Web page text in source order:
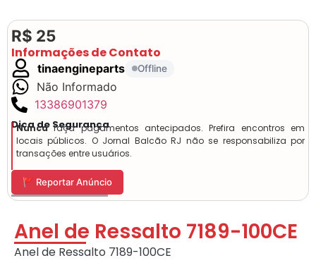
R$ 25
Informações de Contato
tinaengineparts Offline
Não Informado
13386901379
Dica de Segurança
Nuncafaça pagamentos antecipados. Prefira encontros em
locais públicos. O Jornal Balcão RJ não se responsabiliza por
transações entre usuários.
🚩 Reportar Anúncio
Anel de Ressalto 7189-100CE
Anel de Ressalto 7189-100CE